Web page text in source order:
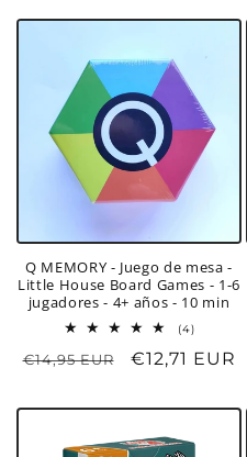
oferta
Q MEMORY - Juego de mesa -
Little House Board Games - 1-6
jugadores - 4+ años - 10 min
(4)4
totales
Precio
€14,95 EUR
Precio
oferta
€12,71 EUR